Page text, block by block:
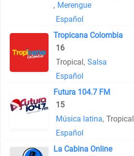
, Merengue
Español
Tropicana Colombia
16
Tropical, Salsa
Español
Futura 104.7 FM
15
Música latina, Tropical
Español
La Cabina Online